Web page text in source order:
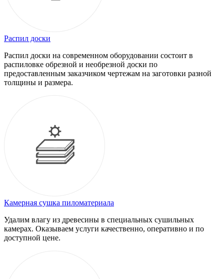
Распил доски
Распил доски на современном оборудовании состоит в
распиловке обрезной и необрезной доски по
предоставленным заказчиком чертежам на заготовки разной
толщины и размера.
Камерная сушка пиломатериала
Удалим влагу из древесины в специальных сушильных
камерах. Оказываем услуги качественно, оперативно и по
доступной цене.